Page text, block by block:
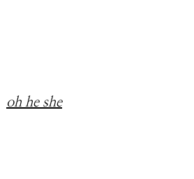
oh he she